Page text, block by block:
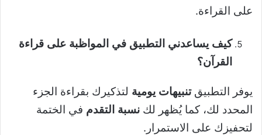
على القراءة.
كيف يساعدني التطبيق في المواظبة على قراءة
القرآن؟
يوفر التطبيقتنبيهات يومية لتذكيرك بقراءة الجزء
المحدد لك، كما يُظهر لك نسبة التقدم في الختمة
لتحفيزك على الاستمرار.